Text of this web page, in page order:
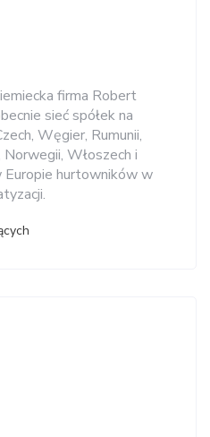
firma Robert
sieć spółek na
Węgier, Rumunii,
Norwegii, Włoszech i
Europie hurtowników w